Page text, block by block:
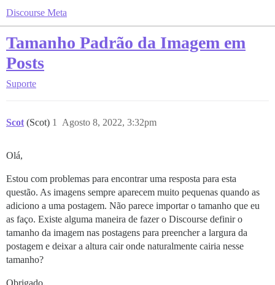
Discourse Meta
Tamanho Padrão da Imagem em
Posts
Suporte
Scot (Scot) Agosto 8, 2022, 3:32pm
1
Olá,
Estou com problemas para encontrar uma resposta para esta
questão. As imagens sempre aparecem muito pequenas quando as
adiciono a uma postagem. Não parece importar o tamanho que eu
as faço. Existe alguma maneira de fazer o Discourse definir o
tamanho da imagem nas postagens para preencher a largura da
postagem e deixar a altura cair onde naturalmente cairia nesse
tamanho?
Obrigado,